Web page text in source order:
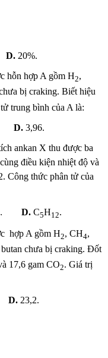
D. 20%.
hỗn hợp A gồm H2,
bị craking. Biết hiệu
trung bình của A là:
D. 3,96.
ankan X thu được ba
điều kiện nhiệt độ và
Công thức phân tử của
. D. C5H12.
hợp A gồm H2, CH4,
chưa bị craking. Đốt
17,6 gam CO2. Giá trị
D. 23,2.